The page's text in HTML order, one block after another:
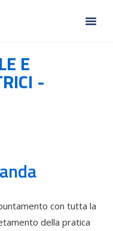
E
-
con tutta la
della pratica